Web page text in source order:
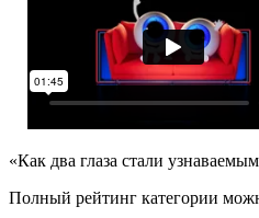
«Как два глаза стали
Полный рейтинг категории